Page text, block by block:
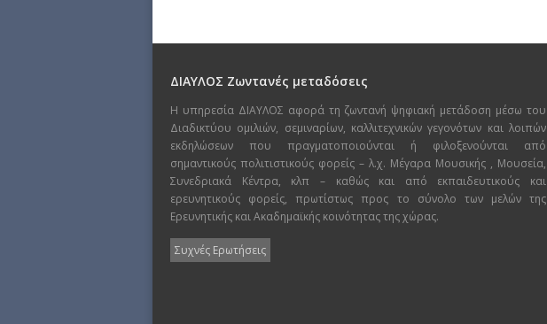
ΔΙΑΥΛΟΣ Ζωντανές μεταδόσεις
Η υπηρεσία ΔΙΑΥΛΟΣ αφορά τη ζωντανή ψηφιακή μετάδοση μέσω του
Διαδικτύου ομιλιών, σεμιναρίων, καλλιτεχνικών γεγονότων και λοιπών
εκδηλώσεων που πραγματοποιούνται ή φιλοξενούνται από
σημαντικούς πολιτιστικούς φορείς – λ.χ. Μέγαρα Μουσικής , Μουσεία,
Συνεδριακά Κέντρα, κλπ – καθώς και από εκπαιδευτικούς και
ερευνητικούς φορείς, πρωτίστως προς το σύνολο των μελών της
Ερευνητικής και Ακαδημαϊκής κοινότητας της χώρας.
Συχνές Ερωτήσεις